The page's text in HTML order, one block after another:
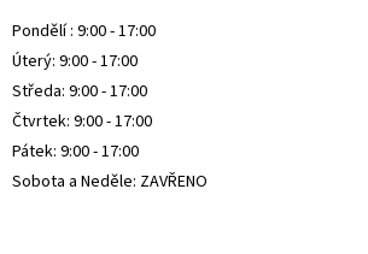
Pondělí : 9:00 - 17:00
Úterý: 9:00 - 17:00
Středa: 9:00 - 17:00
Čtvrtek: 9:00 - 17:00
Pátek: 9:00 - 17:00
Sobota a Neděle: ZAVŘENO